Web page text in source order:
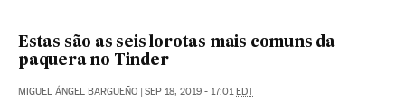
Estas são as seis lorotas mais comuns da
paquera no Tinder
MIGUEL ÁNGEL BARGUEÑO | SEP 18, 2019 - 17:01EDT